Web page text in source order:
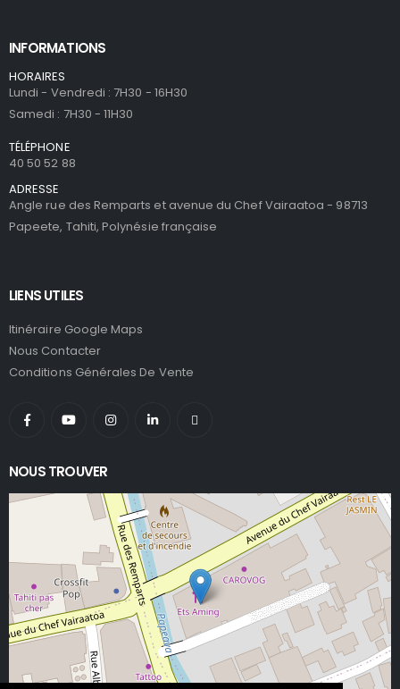
INFORMATIONS
HORAIRES
Lundi - Vendredi : 7H30 - 16H30
Samedi : 7H30 - 11H30
TÉLÉPHONE
40 50 52 88
ADRESSE
Angle rue des Remparts et avenue du Chef Vairaatoa - 98713
Papeete, Tahiti, Polynésie française
LIENS UTILES
Itinéraire Google Maps
Nous Contacter
Conditions Générales De Vente
NOUS TROUVER